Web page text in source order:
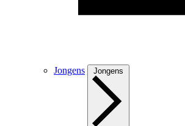
Jongens Jongens